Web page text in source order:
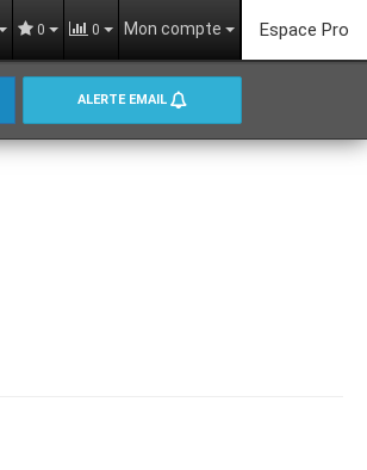
0 0 Mon compte Espace Pro
ALERTE EMAIL